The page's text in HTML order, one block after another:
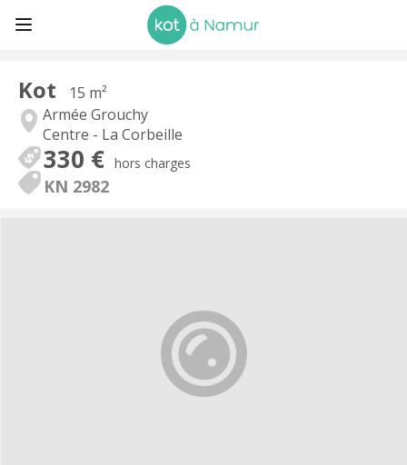
Kot
15 m²
Armée Grouchy
Centre - La Corbeille
330 € hors charges
KN 2982